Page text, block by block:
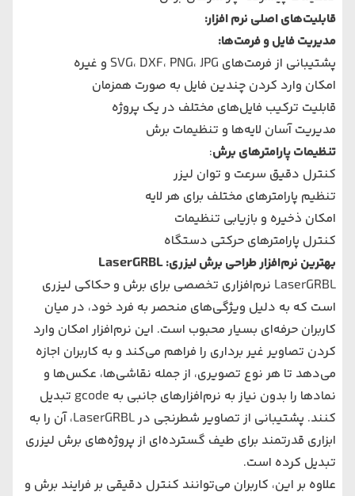
قابلیت‌های اصلی نرم افزار:
مدیریت فایل و فرمت‌ها:
پشتیبانی از فرمت‌های SVG، DXF، PNG، JPG و غیره
امکان وارد کردن چندین فایل به صورت همزمان
قابلیت ترکیب فایل‌های مختلف در یک پروژه
مدیریت آسان لایه‌ها و تنظیمات برش
تنظیمات پارامترهای برش:
کنترل دقیق سرعت و توان لیزر
تنظیم پارامترهای مختلف برای هر لایه
امکان ذخیره و بازیابی تنظیمات
کنترل پارامترهای حرکتی دستگاه
بهترین نرم‌افزار طراحی برش لیزری: LaserGRBL
LaserGRBL نرم‌افزاری تخصصی برای برش و حکاکی لیزری
است که به دلیل ویژگی‌های منحصر به فرد خود، در میان
کاربران حرفه‌ای بسیار محبوب است. این نرم‌افزار امکان وارد
کردن تصاویر غیر برداری را فراهم می‌کند و به کاربران اجازه
می‌دهد تا هر نوع تصویری، از جمله نقاشی‌ها، عکس‌ها و
نمادها را بدون نیاز به نرم‌افزارهای جانبی به gcode تبدیل
کنند. پشتیبانی از تصاویر شطرنجی در LaserGRBL، آن را به
ابزاری قدرتمند برای طیف گسترده‌ای از پروژه‌های برش لیزری
تبدیل کرده است.
علاوه بر این، کاربران می‌توانند کنترل دقیقی بر فرایند برش و